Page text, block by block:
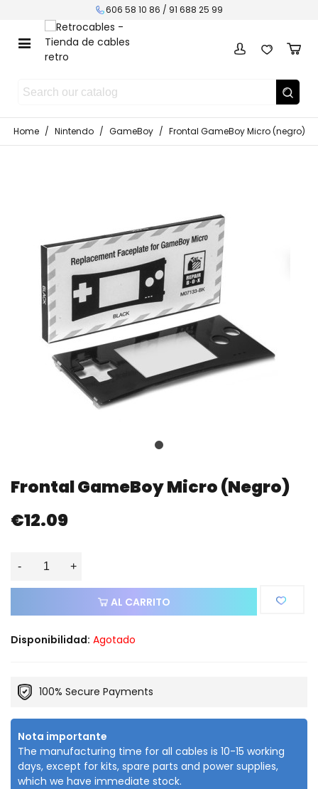
606 58 10 86 / 91 688 25 99
Home / Nintendo / GameBoy / Frontal GameBoy Micro (negro)
Frontal GameBoy Micro (negro)
€12.09
- +
AL CARRITO
Disponibilidad: Agotado
100% Secure Payments
Nota importante
The manufacturing time for all cables is 10-15 working
days, except for kits, spare parts and power supplies,
which we have immediate stock.